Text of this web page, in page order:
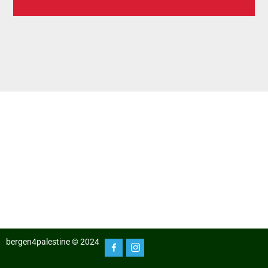
bergen4palestine © 2024